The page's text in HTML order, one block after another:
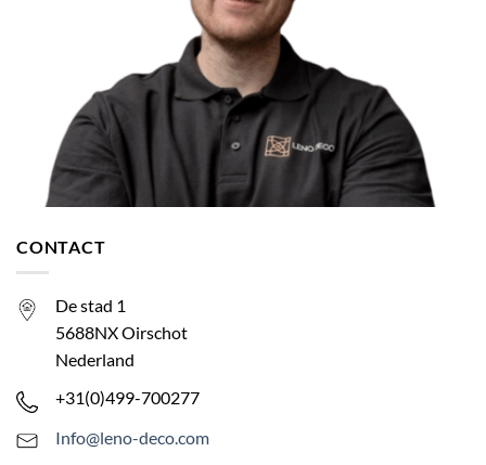
CONTACT
De stad 1
5688NX Oirschot
Nederland
+31(0)499-700277
Info@leno-deco.com